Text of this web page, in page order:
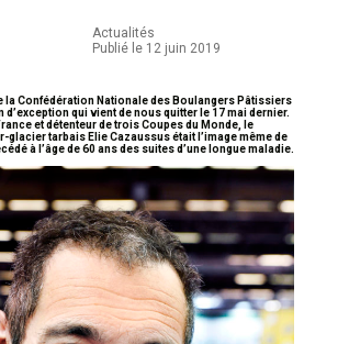
Actualités
Publié le 12 juin 2019
la Confédération Nationale des Boulangers Pâtissiers
d’exception qui vient de nous quitter le 17 mai dernier.
et détenteur de trois Coupes du Monde, le
tarbais Elie Cazaussus était l’image même de
à l’âge de 60 ans des suites d’une longue maladie.